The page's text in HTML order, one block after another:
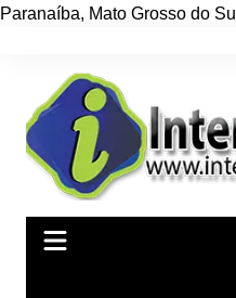
Paranaíba, Mato Grosso do Sul
conteúdo